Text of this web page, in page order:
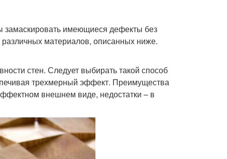
имеющиеся дефекты без
материалов, описанных ниже.
стен. Следует выбирать такой способ
трехмерный эффект. Преимущества
внешнем виде, недостатки – в